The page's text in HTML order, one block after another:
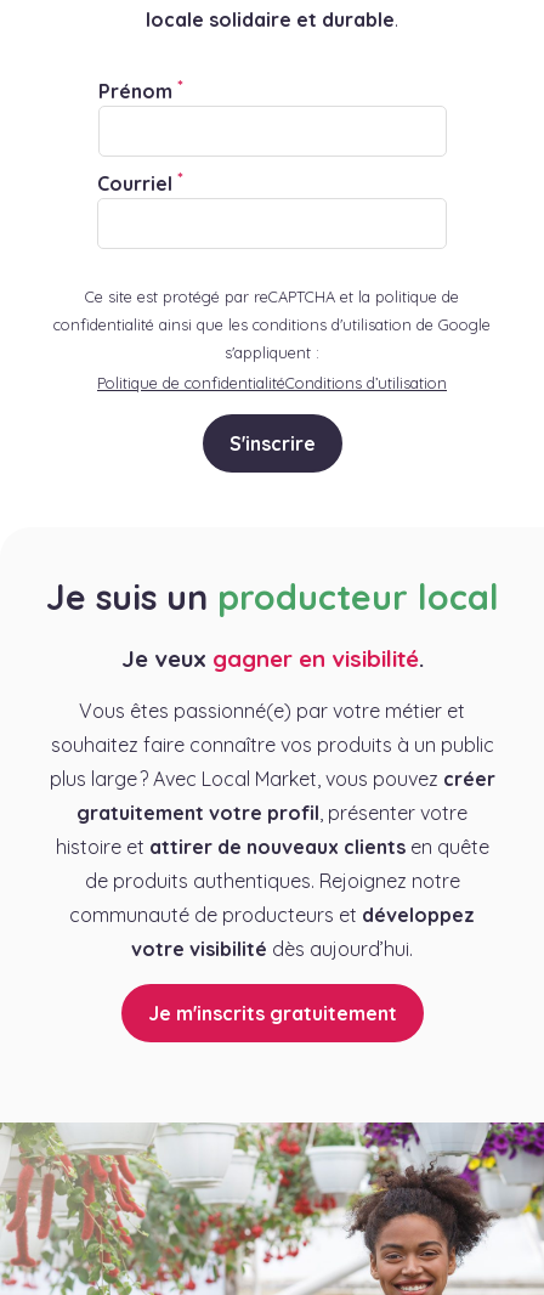
locale solidaire et durable.
Prénom *
Courriel *
Ce site est protégé par reCAPTCHA et la politique de
confidentialité ainsi que les conditions d'utilisation de Google
s'appliquent :
Politique de confidentialitéConditions d’utilisation
S'inscrire
Je suis un producteur local
Je veux gagner en visibilité.
Vous êtes passionné(e) par votre métier et
souhaitez faire connaître vos produits à un public
plus large ? Avec Local Market, vous pouvez créer
gratuitement votre profil , présenter votre
histoire et attirer de nouveaux clientsen quête
de produits authentiques. Rejoignez notre
communauté de producteurs et développez
votre visibilité dès aujourd’hui.
Je m'inscrits gratuitement